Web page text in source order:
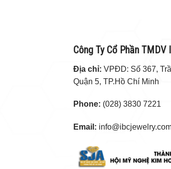
Công Ty Cổ Phần TMDV
Địa chỉ: VPĐD: Số 367,
Quận 5, TP.Hồ Chí Minh
Phone: (028) 3830 7221
Email: